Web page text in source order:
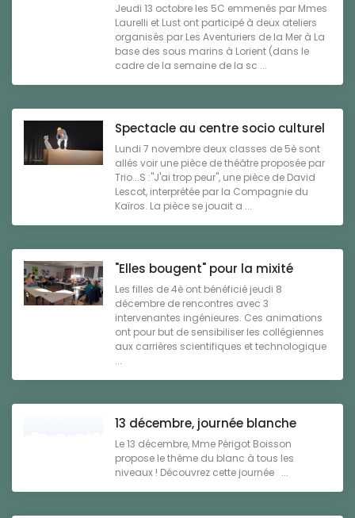
Jeudi 13 octobre les 5C emmenés par Mmes
Laurelli et Lust ont participé à deux ateliers
organisés par Les Aventuriers de la Mer à La
base des sous marins à Lorient (dans le
cadre de la semaine de la sc ...
Spectacle au centre socio culturel
Lundi 7 novembre deux classes de 5è sont
allés voir une pièce de théâtre proposée par
Trio...S :"J'ai trop peur", une pièce de David
Lescot, interprétée par la Compagnie du
Kaïros. La pièce se jouait a ...
"Elles bougent" pour la mixité
Les filles de 4è ont bénéficié jeudi 8
décembre de rencontres avec 3
intervenantes ingénieures. Ces animations
ont pour but de sensibiliser les collégiennes
aux carrières scientifiques et technologique
...
13 décembre, journée blanche
Le 13 décembre, Mme Périgot Boisson
propose le thème du blanc à tous les
niveaux ! Découvrez cette journée ...